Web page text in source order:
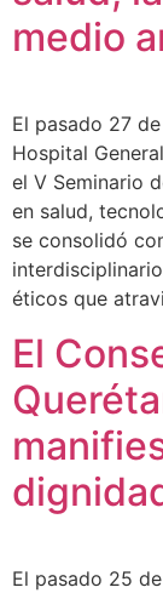
medio
El pasado 27
Hospital
el V Seminario
en salud,
se consolidó
éticos que
El
El pasado 25